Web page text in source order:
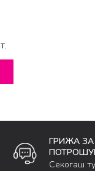
ГРИЖА ЗА
Секогаш